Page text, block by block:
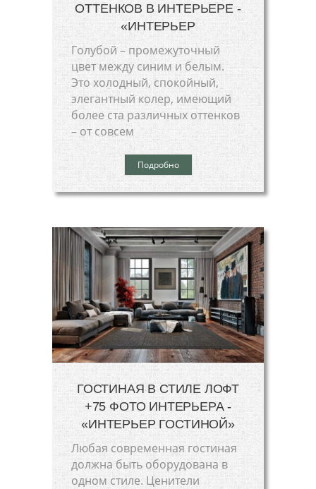
ОТТЕНКОВ В ИНТЕРЬЕРЕ -
«ИНТЕРЬЕР
Голубой – промежуточный
цвет между синим и белым.
Это холодный, спокойный,
элегантный колер, имеющий
более ста различных оттенков
– от совсем
Подробно
ГОСТИНАЯ В СТИЛЕ ЛОФТ
+75 ФОТО ИНТЕРЬЕРА -
«ИНТЕРЬЕР ГОСТИНОЙ»
Любая современная гостиная
должна быть оборудована в
одном стиле. Ценители